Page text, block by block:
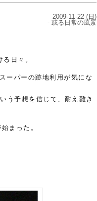
2009-11-22 (日)
- 或る日常の風景
日々。
ーパーの跡地利用が気にな
いう予想を信じて、耐え難き
まった。